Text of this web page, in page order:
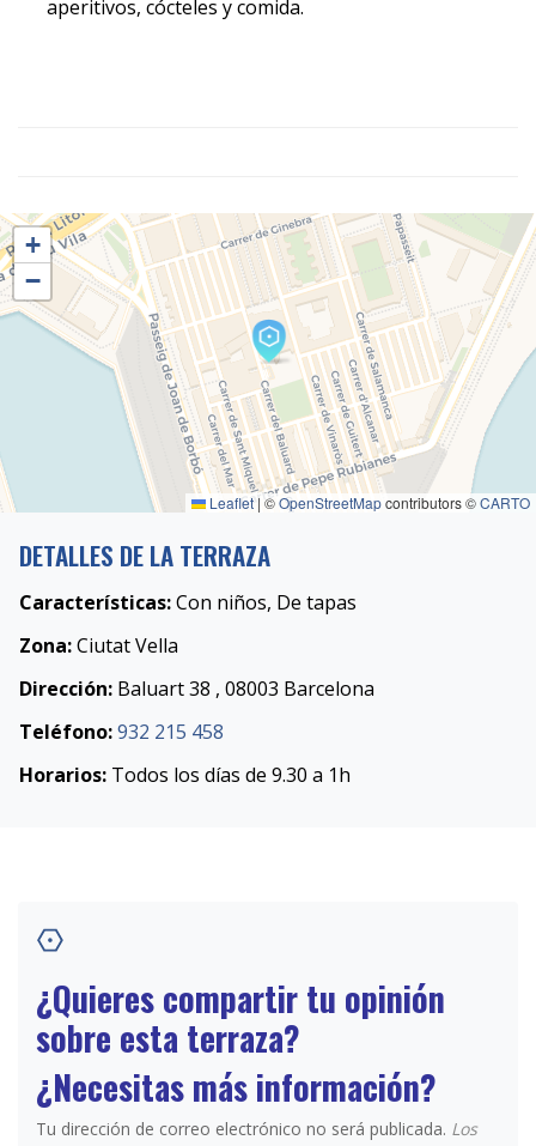
aperitivos, cócteles y comida.
+
−
Leaflet | ©OpenStreetMapcontributors ©CARTO
DETALLES DE LA TERRAZA
Características:Con niños, De tapas
Zona:Ciutat Vella
Dirección: Baluart 38 , 08003 Barcelona
Teléfono:932 215 458
Horarios: Todos los días de 9.30 a 1h
¿Quieres compartir tu opinión
sobre esta terraza?
¿Necesitas más información?
Tu dirección de correo electrónico no será publicada. Los